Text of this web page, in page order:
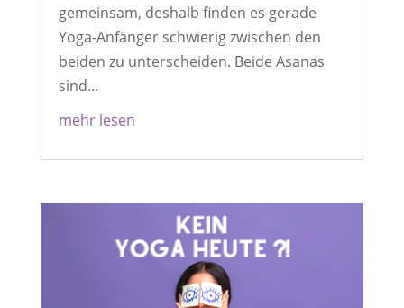
gemeinsam, deshalb finden es gerade
Yoga-Anfänger schwierig zwischen den
beiden zu unterscheiden. Beide Asanas
sind...
mehr lesen